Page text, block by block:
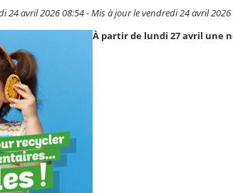
24 avril 2026 08:54 - Mis à jour le vendredi 24 avril
À partir de lundi 27 avril une